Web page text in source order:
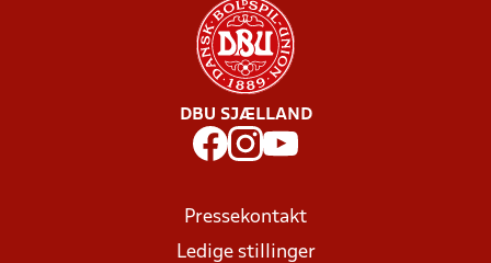
DBU SJÆLLAND
Pressekontakt
Ledige stillinger